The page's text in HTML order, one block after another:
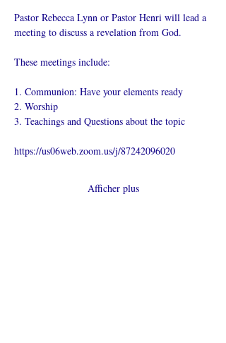
Pastor Rebecca Lynn or Pastor Henri will lead a
meeting to discuss a revelation from God.
These meetings include:
1. Communion: Have your elements ready
2. Worship
3. Teachings and Questions about the topic
https://us06web.zoom.us/j/87242096020
Afficher plus